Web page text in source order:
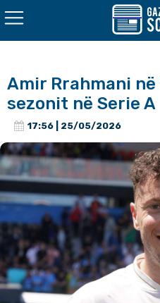
Amir Rrahmani
sezonit në Serie A
17:56 | 25/05/2026